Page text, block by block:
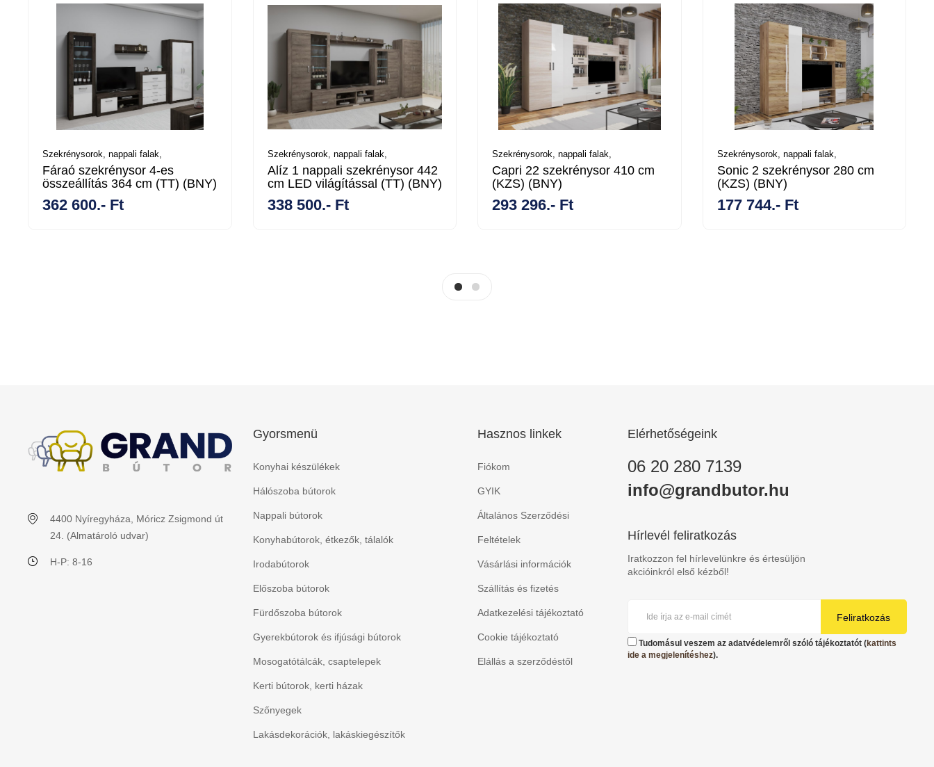
Szekrénysorok, nappali falak,
Fáraó szekrénysor 4-es
összeállítás 364 cm (TT) (BNY)
362 600.- Ft
Szekrénysorok, nappali falak,
Alíz 1 nappali szekrénysor 442
cm LED világítással (TT) (BNY)
338 500.- Ft
Szekrénysorok, nappali falak,
Capri 22 szekrénysor 410 cm
(KZS) (BNY)
293 296.- Ft
Szekrénysorok, nappali falak,
Sonic 2 szekrénysor 280 cm
(KZS) (BNY)
177 744.- Ft
4400 Nyíregyháza, Móricz Zsigmond út
24. (Almatároló udvar)
H-P: 8-16
Gyorsmenü
Konyhai készülékek
Hálószoba bútorok
Nappali bútorok
Konyhabútorok, étkezők, tálalók
Irodabútorok
Előszoba bútorok
Fürdőszoba bútorok
Gyerekbútorok és ifjúsági bútorok
Mosogatótálcák, csaptelepek
Kerti bútorok, kerti házak
Szőnyegek
Lakásdekorációk, lakáskiegészítők
Hasznos linkek
Fiókom
GYIK
Általános Szerződési
Feltételek
Vásárlási információk
Szállítás és fizetés
Adatkezelési tájékoztató
Cookie tájékoztató
Elállás a szerződéstől
Elérhetőségeink
06 20 280 7139
info@grandbutor.hu
Hírlevél feliratkozás
Iratkozzon fel hírlevelünkre és értesüljön
akcióinkról első kézből!
Feliratkozás
Tudomásul veszem az adatvédelemről szóló tájékoztatót (kattints
ide a megjelenítéshez).